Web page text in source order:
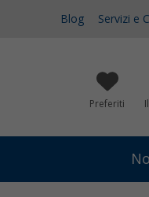
Blog Servizi e
Preferiti